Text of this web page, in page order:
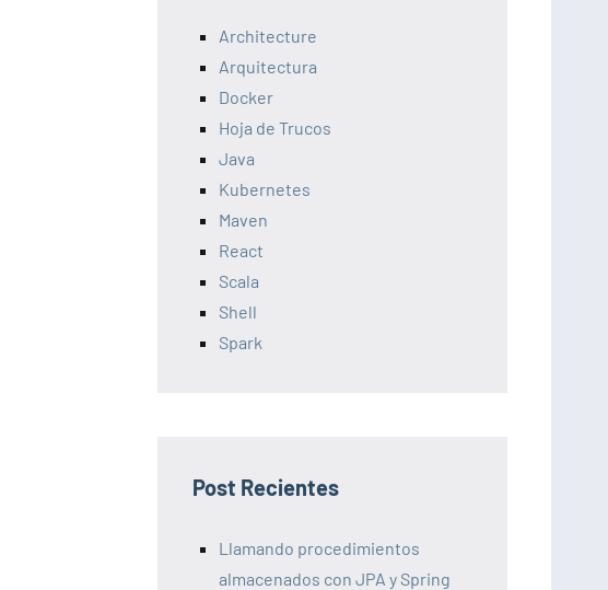
Architecture
Arquitectura
Docker
Hoja de Trucos
Java
Kubernetes
Maven
React
Scala
Shell
Spark
Post Recientes
Llamando procedimientos
almacenados con JPA y Spring